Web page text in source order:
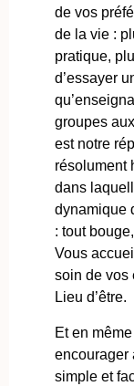
de vos
de la vie :
pratique,
d’essayer
groupes
est notre
résolument
dans
dynamique
: tout
Vous
soin de vos
Lieu d’être.
Et en
encourager
simple et